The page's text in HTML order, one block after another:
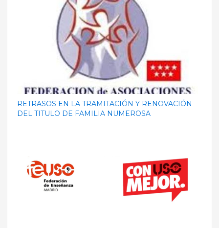
RETRASOS EN LA TRAMITACIÓN Y RENOVACIÓN
DEL TITULO DE FAMILIA NUMEROSA